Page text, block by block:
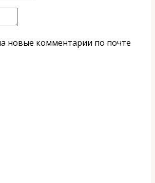
новые комментарии по почте